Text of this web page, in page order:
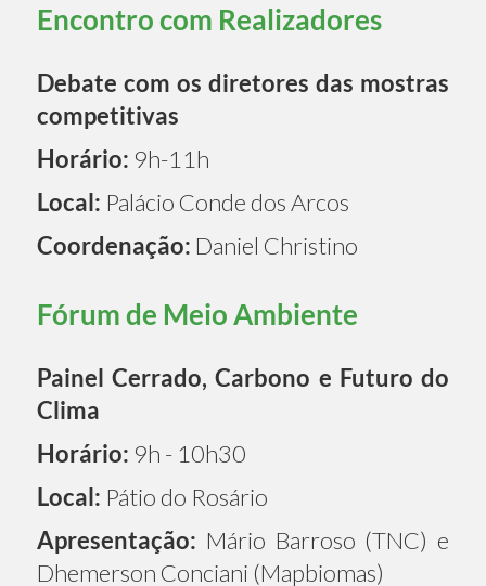
Encontro com Realizadores
Debate com os diretores das mostras
competitivas
Horário: 9h-11h
Local: Palácio Conde dos Arcos
Coordenação: Daniel Christino
Fórum de Meio Ambiente
Painel Cerrado, Carbono e Futuro do
Clima
Horário: 9h - 10h30
Local: Pátio do Rosário
Apresentação: Mário Barroso (TNC) e
Dhemerson Conciani (Mapbiomas)